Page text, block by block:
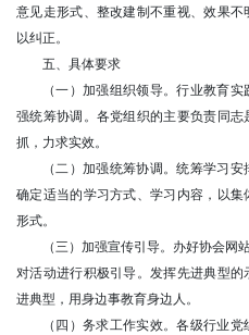
意见走形式、整改建制不重视、效果
以纠正。
五、具体要求
（一）加强组织领导。行业教育
强统筹协调。各党组织的主要负责同
抓，力求实效。
（二）加强统筹协调。统筹学习
确定适当的学习方式、学习内容，以
形式。
（三）加强宣传引导。办好协会网
对活动进行积极引导。发挥先进典型
进典型，用身边事教育身边人。
（四）务求工作实效。各级行业